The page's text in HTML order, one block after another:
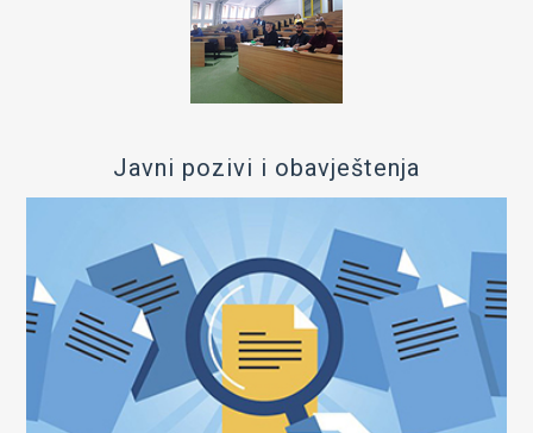
Javni pozivi i obavještenja
Budžet
Infrastrukturni projekti
Kontakt